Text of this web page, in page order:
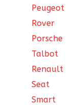
Peugeot
Rover
Porsche
Talbot
Renault
Seat
Smart